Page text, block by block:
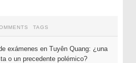
TAGS
exámenes en Tuyên Quang: ¿una
o un precedente polémico?